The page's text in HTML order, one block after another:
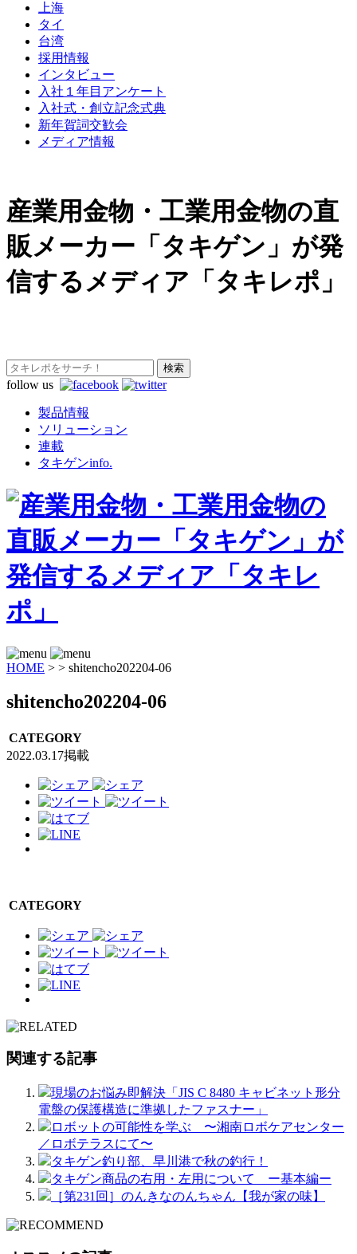
上海
タイ
台湾
採用情報
インタビュー
入社１年目アンケート
入社式・創立記念式典
新年賀詞交歓会
メディア情報
産業用金物・工業用金物の直
販メーカー「タキゲン」が発
信するメディア「タキレポ」
follow us
製品情報
ソリューション
連載
タキゲンinfo.
HOME > > shitencho202204-06
shitencho202204-06
CATEGORY
2022.03.17掲載
CATEGORY
関連する記事
現場のお悩み即解決「JIS C 8480 キャビネット形分
電盤の保護構造に準拠したファスナー」
ロボットの可能性を学ぶ 〜湘南ロボケアセンター
／ロボテラスにて〜
タキゲン釣り部、早川港で秋の釣行！
タキゲン商品の右用・左用について ー基本編ー
［第231回］のんきなのんちゃん【我が家の味】